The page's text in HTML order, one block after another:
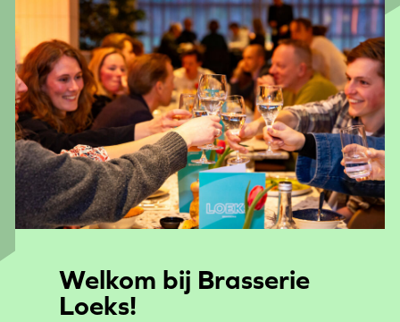
Welkom bij Brasserie
Loeks!